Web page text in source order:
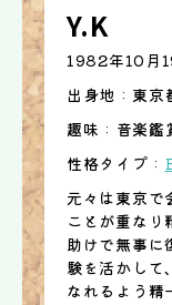
Y.K
1982年10月
出身地 : 東京
趣味 : 音楽鑑
性格タイプ :
元々は東京で
ことが重なり
助けで無事に
験を活かして
なれるよう精